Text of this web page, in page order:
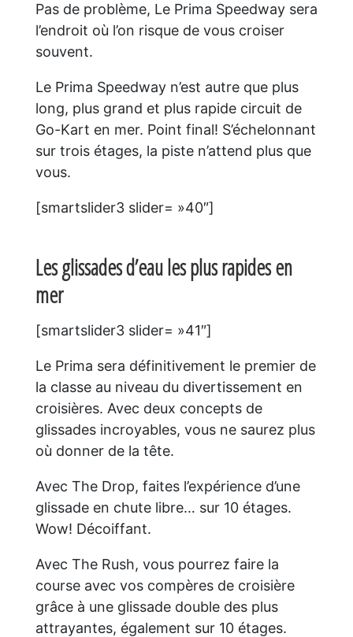
Pas de problème, Le Prima Speedway sera
l’endroit où l’on risque de vous croiser
souvent.
Le Prima Speedway n’est autre que plus
long, plus grand et plus rapide circuit de
Go-Kart en mer. Point final! S’échelonnant
sur trois étages, la piste n’attend plus que
vous.
[smartslider3 slider= »40″]
Les glissades d’eau les plus rapides en
mer
[smartslider3 slider= »41″]
Le Prima sera définitivement le premier de
la classe au niveau du divertissement en
croisières. Avec deux concepts de
glissades incroyables, vous ne saurez plus
où donner de la tête.
Avec The Drop, faites l’expérience d’une
glissade en chute libre… sur 10 étages.
Wow! Décoiffant.
Avec The Rush, vous pourrez faire la
course avec vos compères de croisière
grâce à une glissade double des plus
attrayantes, également sur 10 étages.